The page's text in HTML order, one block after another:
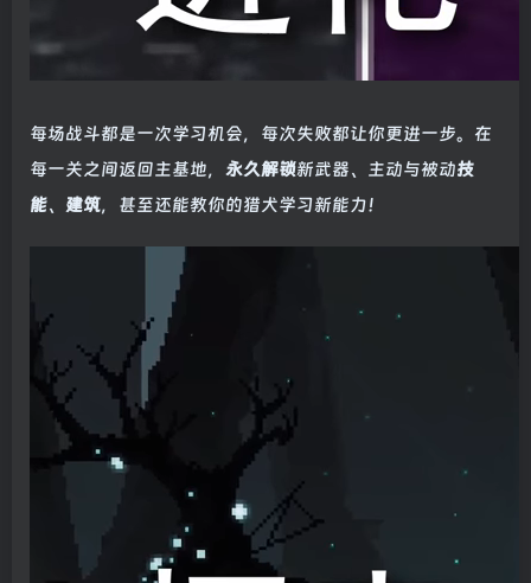
每场战斗都是一次学习机会，每次失败都让你更进一步。在
每一关之间返回主基地， 永久解锁新武器、主动与被动技
能、 建筑，甚至还能教你的猎犬学习新能力！